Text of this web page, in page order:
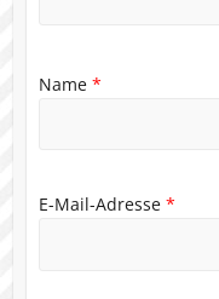
Name *
E-Mail-Adresse *